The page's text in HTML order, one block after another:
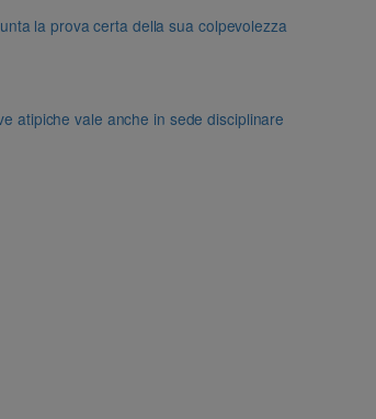
la prova certa della sua colpevolezza
atipiche vale anche in sede disciplinare